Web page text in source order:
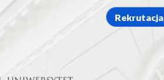
Rekrutacja